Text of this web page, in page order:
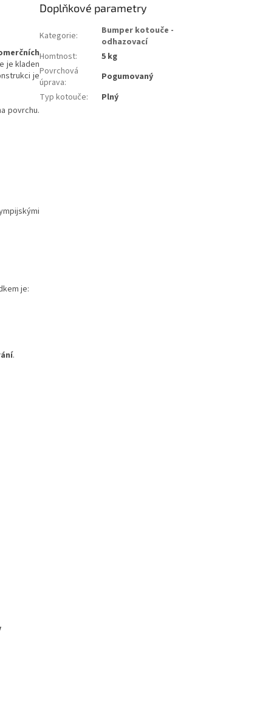
je kladen
je
povrchu.
je:
.
Doplňkové parametry
Kategorie:
Bumper kotouče -
odhazovací
Homtnost:
5 kg
Povrchová
úprava:
Pogumovaný
Typ kotouče: Plný